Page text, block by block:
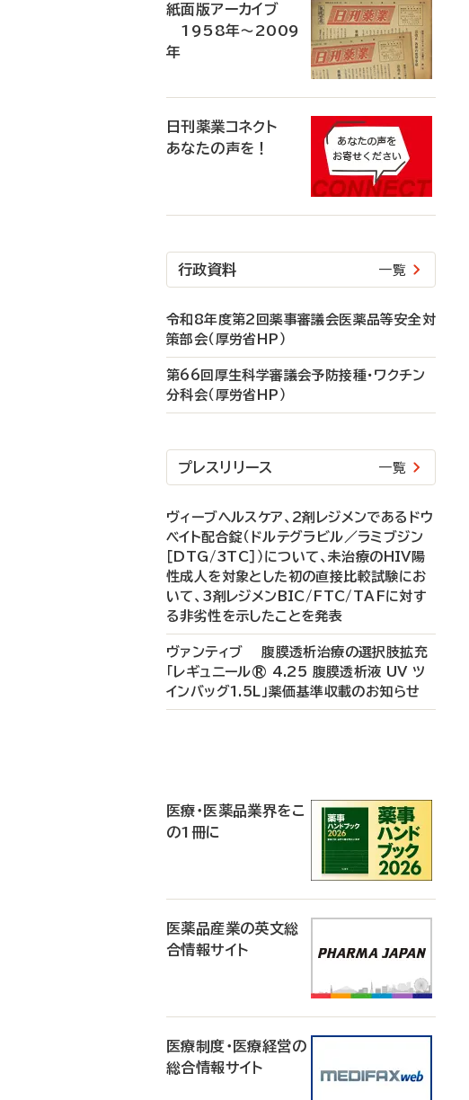
紙面版アーカイブ
1958年～2009
年
日刊薬業コネクト
あなたの声を！
行政資料 一覧
令和8年度第2回薬事審議会医薬品等安全対
策部会（厚労省HP）
第66回厚生科学審議会予防接種・ワクチン
分科会（厚労省HP）
プレスリリース 一覧
ヴィーブヘルスケア、2剤レジメンであるドウ
ベイト配合錠（ドルテグラビル／ラミブジン
［DTG/3TC］）について、未治療のHIV陽
性成人を対象とした初の直接比較試験にお
いて、3剤レジメンBIC/FTC/TAFに対す
る非劣性を示したことを発表
ヴァンティブ 腹膜透析治療の選択肢拡充
「レギュニール® 4.25 腹膜透析液 UV ツ
インバッグ1.5L」薬価基準収載のお知らせ
医療・医薬品業界をこ
の1冊に
医薬品産業の英文総
合情報サイト
医療制度・医療経営の
総合情報サイト